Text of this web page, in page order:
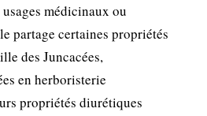
médicinaux ou
partage certaines propriétés
des Juncacées,
en herboristerie
propriétés diurétiques